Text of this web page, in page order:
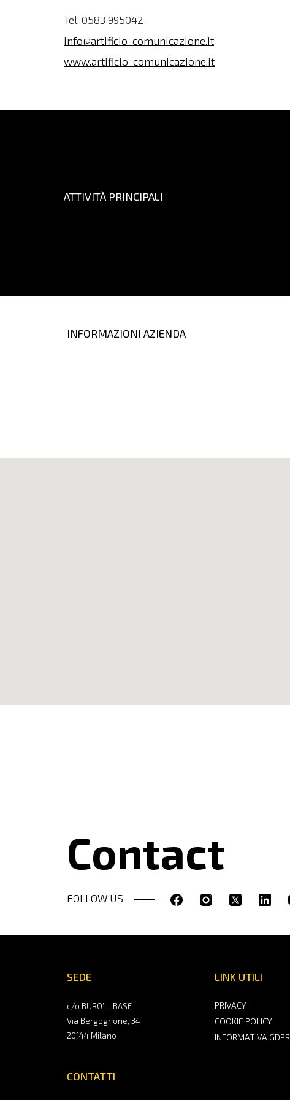
Tel: 0583 995042
info@artificio-comunicazione.it
www.artificio-comunicazione.it
ATTIVITÀ PRINCIPALI
INFORMAZIONI AZIENDA
Contact
FOLLOW US
SEDE
c/o BURO’ – BASE
Via Bergognone, 34
20144 Milano
CONTATTI
LINK UTILI
PRIVACY
COOKIE POLICY
INFORMATIVA GDPR